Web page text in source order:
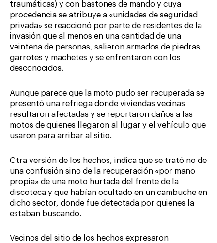
traumáticas) y con bastones de mando y cuya
procedencia se atribuye a «unidades de seguridad
privada» se reaccionó por parte de residentes de la
invasión que al menos en una cantidad de una
veintena de personas, salieron armados de piedras,
garrotes y machetes y se enfrentaron con los
desconocidos.
Aunque parece que la moto pudo ser recuperada se
presentó una refriega donde viviendas vecinas
resultaron afectadas y se reportaron daños a las
motos de quienes llegaron al lugar y el vehículo que
usaron para arribar al sitio.
Otra versión de los hechos, indica que se trató no de
una confusión sino de la recuperación «por mano
propia» de una moto hurtada del frente de la
discoteca y que habían ocultado en un cambuche en
dicho sector, donde fue detectada por quienes la
estaban buscando.
Vecinos del sitio de los hechos expresaron